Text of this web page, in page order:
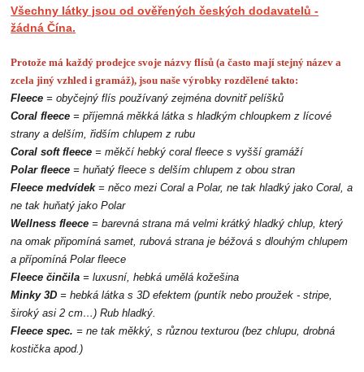
Všechny látky jsou od ověřených českých dodavatelů -
žádná Čína.
Protože má každý prodejce svoje názvy flísů (a často mají stejný název a
zcela jiný vzhled i gramáž), jsou naše výrobky rozdělené takto:
Fleece= obyčejný flís používaný zejména dovnitř pelíšků
Coral fleece= příjemná měkká látka s hladkým chloupkem z lícové
strany a delším, řidším chlupem z rubu
Coral soft fleece = měkčí hebký coral fleece s vyšší gramáží
Polar fleece = huňatý fleece s delším chlupem z obou stran
Fleecemedvídek= něco mezi Coral a Polar, ne tak hladký jako Coral, a
ne tak huňatý jako Polar
Wellness fleece = barevná strana má velmi krátký hladký chlup,který
na omak připomíná samet, rubová strana je béžová s dlouhým chlupem
a přípomíná Polar fleece
Fleece činčila = luxusní, hebká umělá kožešina
Minky 3D= hebká látka s 3D efektem (puntík nebo proužek - stripe,
široký asi 2 cm…) Rub hladký.
Fleece spec. = ne tak měkký, s různou texturou (bez chlupu, drobná
kostička apod.)